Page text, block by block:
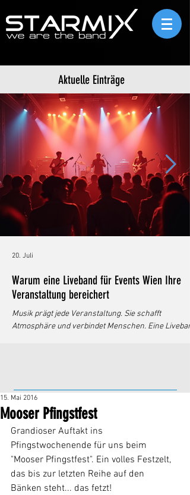
Aktuelle Einträge
Warum eine Liveband für Events Wien Ihre
Veranstaltung bereichert
Musik prägt jede Veranstaltung. Sie schafft
Atmosphäre und verbindet Menschen. Eine
Mehr als nur Musik Eine Liveband bietet mehr als
reine Hintergrundmusik. Sie reagiert flexibel auf die
Stimmung. Das Publikum erlebt Musik in Echtzeit.
schafft eine beson
20. Juli
Mooser Pfingstfest
15. Mai 2016
Grandioser Auftakt ins
Pfingstwochenende für uns beim
"Mooser Pfingstfest". Ein volles Festzelt,
das bis zur letzten Reihe auf den
Bänken steht... das fetzt!